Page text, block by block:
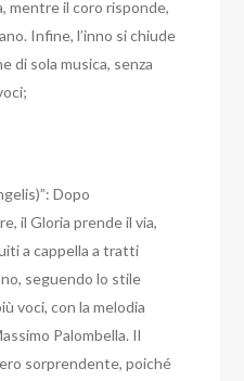
mentre il coro risponde,
Infine, l’inno si chiude
di sola musica, senza
Dopo
il Gloria prende il via,
a cappella a tratti
seguendo lo stile
voci, con la melodia
Palombella. Il
sorprendente, poiché